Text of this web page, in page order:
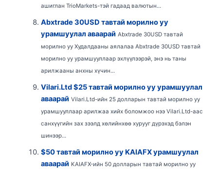
ашиглан TrioMarkets-тэй гадаад валютын...
Abxtrade 30USD тавтай морилно уу
урамшуулал аваарай Abxtrade 30USD тавтай
морилно уу Худалдааны аялалаа Abxtrade 30USD тавтай
морилно уу урамшууллаар эхлүүлээрэй, энэ нь таны
арилжааны анхны хүчин...
Vilari.Ltd $25 тавтай морилно уу урамшуулал
аваарай Vilari.Ltd-ийн 25 долларын тавтай морилно уу
урамшууллаар арилжаа хийх боломжоо нээ Vilari.Ltd-аас
санхүүгийн зах зээлд хөлийнхөө хурууг дүрэхэд бэлэн
шинээр...
$50 тавтай морилно уу KAIAFX урамшуулал
аваарай KAIAFX-ийн 50 долларын тавтай морилно уу